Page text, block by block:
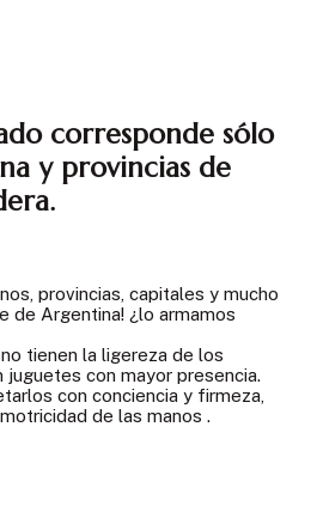
corresponde sólo
y provincias de
provincias, capitales y mucho
de Argentina! ¿lo armamos
tienen la ligereza de los
con mayor presencia.
con conciencia y firmeza,
de las manos .